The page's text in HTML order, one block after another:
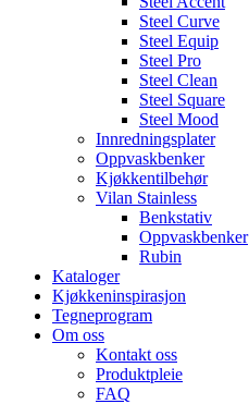
Steel Curve
Steel Equip
Steel Pro
Steel Clean
Steel Square
Steel Mood
Innredningsplater
Oppvaskbenker
Kjøkkentilbehør
Vilan Stainless
Benkstativ
Oppvaskbenker
Rubin
Kataloger
Kjøkkeninspirasjon
Tegneprogram
Om oss
Kontakt oss
Produktpleie
FAQ